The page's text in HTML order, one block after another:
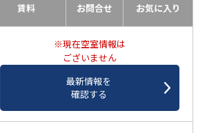
賃料 お問合せ お気に入り
※現在空室情報は
ございません
最新情報を
確認する